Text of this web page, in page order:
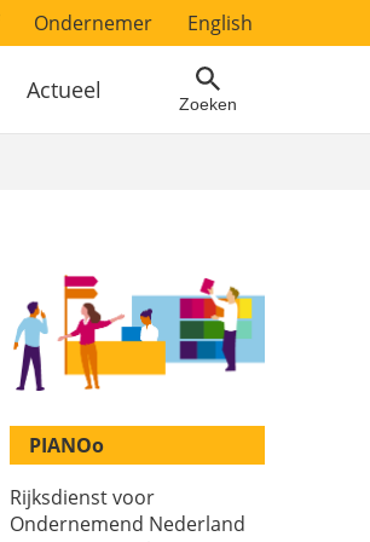
Ondernemer English
Actueel Zoeken
PIANOo
Rijksdienst voor
Ondernemend Nederland